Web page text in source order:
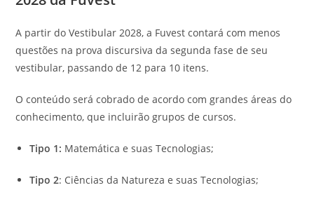
A partir do Vestibular 2028, a Fuvest contará com menos
questões na prova discursiva da segunda fase de seu
vestibular, passando de 12 para 10 itens.
O conteúdo será cobrado de acordo com grandes áreas do
conhecimento, que incluirão grupos de cursos.
Tipo 1: Matemática e suas Tecnologias;
Tipo 2: Ciências da Natureza e suas Tecnologias;